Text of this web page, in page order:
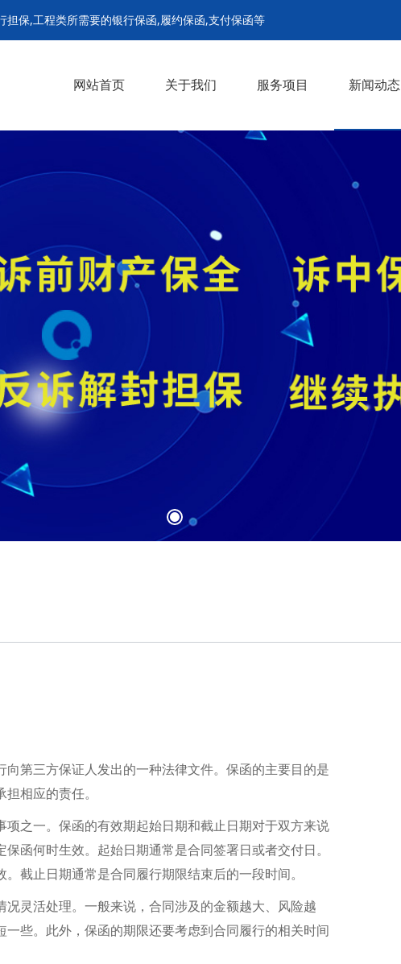
保,工程类所需要的银行保函,履约保函,支付保函等
网站首页 关于我们 服务项目
诉前财产保全担保
诉中财产保全担保
解封担保
继续执行担保
支付担保保函
履约保函
预付款保函
招投标保函
农民工工资保函
新闻动态
第三方保证人发出的一种法律文件。保函的主要目的是
相应的责任。
之一。保函的有效期起始日期和截止日期对于双方来说
函何时生效。起始日期通常是合同签署日或者交付日。
截止日期通常是合同履行期限结束后的一段时间。
灵活处理。一般来说，合同涉及的金额越大、风险越
些。此外，保函的期限还要考虑到合同履行的相关时间